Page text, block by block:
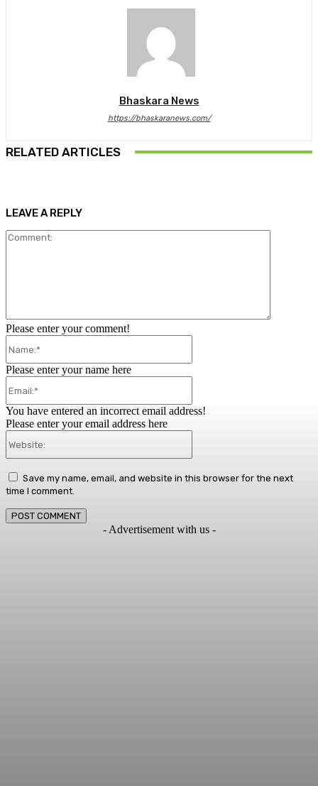
Bhaskara News
https://bhaskaranews.com/
RELATED ARTICLES
LEAVE A REPLY
Please enter your comment!
Please enter your name here
You have entered an incorrect email address!
Please enter your email address here
Save my name, email, and website in this browser for the next
time I comment.
- Advertisement with us -